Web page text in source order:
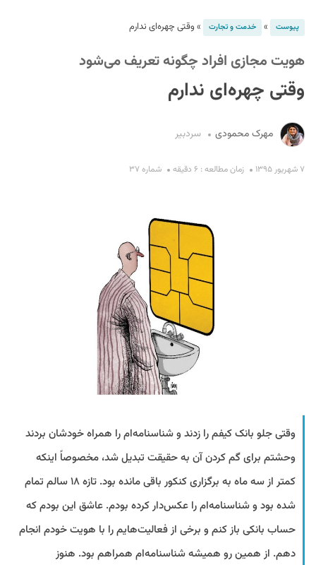
پیوست » خدمت و تجارت » وقتی چهره‌ای ندارم
هویت مجازی افراد چگونه تعریف می‌شود
وقتی چهره‌ای ندارم
مهرک محمودی سردبیر
۷ شهریور ۱۳۹۵ زمان مطالعه : ۶ دقیقه شماره ۳۷
وقتی جلو بانک کیفم را زدند و شناسنامه‌ام را همراه خودشان بردند
وحشتم برای گم کردن آن به حقیقت تبدیل شد، مخصوصاً اینکه
کمتر از سه ماه به برگزاری کنکور باقی مانده بود. تازه ۱۸ سالم تمام
شده بود و شناسنامه‌ام را عکس‌دار کرده بودم. عاشق این بودم که
حساب بانکی باز کنم و برخی از فعالیت‌هایم را با هویت خودم انجام
دهم. از همین رو همیشه شناسنامه‌ام همراهم بود. هنوز